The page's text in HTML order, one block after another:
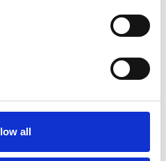
all
uw buitenruimte
stof en onderstel die past